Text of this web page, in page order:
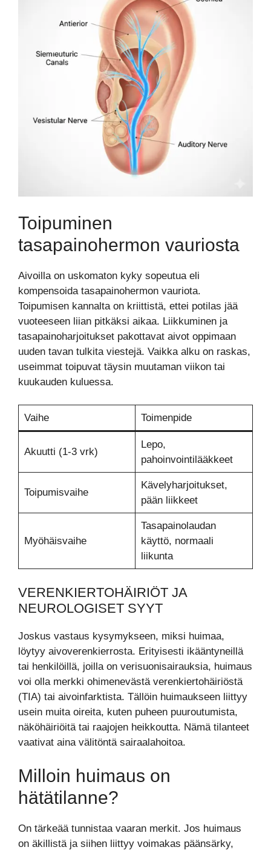
Toipuminen
tasapainohermon vauriosta
Aivoilla on uskomaton kyky sopeutua eli
kompensoida tasapainohermon vauriota.
Toipumisen kannalta on kriittistä, ettei potilas jää
vuoteeseen liian pitkäksi aikaa. Liikkuminen ja
tasapainoharjoitukset pakottavat aivot oppimaan
uuden tavan tulkita viestejä. Vaikka alku on raskas,
useimmat toipuvat täysin muutaman viikon tai
kuukauden kuluessa.
Vaihe Toimenpide
Akuutti (1-3 vrk)
Lepo,
pahoinvointilääkkeet
Toipumisvaihe
Kävelyharjoitukset,
pään liikkeet
Myöhäisvaihe
Tasapainolaudan
käyttö, normaali
liikunta
VERENKIERTOHÄIRIÖT JA
NEUROLOGISET SYYT
Joskus vastaus kysymykseen, miksi huimaa,
löytyy aivoverenkierrosta. Erityisesti ikääntyneillä
tai henkilöillä, joilla on verisuonisairauksia, huimaus
voi olla merkki ohimenevästä verenkiertohäiriöstä
(TIA) tai aivoinfarktista. Tällöin huimaukseen liittyy
usein muita oireita, kuten puheen puuroutumista,
näköhäiriöitä tai raajojen heikkoutta. Nämä tilanteet
vaativat aina välitöntä sairaalahoitoa.
Milloin huimaus on
hätätilanne?
On tärkeää tunnistaa vaaran merkit. Jos huimaus
on äkillistä ja siihen liittyy voimakas päänsärky,